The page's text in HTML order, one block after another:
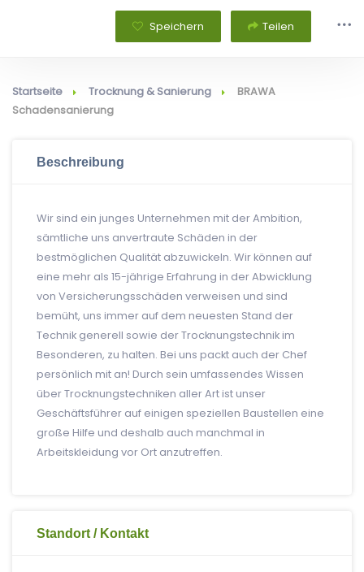
Speichern Teilen
Startseite Trocknung & Sanierung
BRAWA
Schadensanierung
Beschreibung
Wir sind ein junges Unternehmen mit der Ambition,
sämtliche uns anvertraute Schäden in der
bestmöglichen Qualität abzuwickeln. Wir können auf
eine mehr als 15-jährige Erfahrung in der Abwicklung
von Versicherungsschäden verweisen und sind
bemüht, uns immer auf dem neuesten Stand der
Technik generell sowie der Trocknungstechnik im
Besonderen, zu halten. Bei uns packt auch der Chef
persönlich mit an! Durch sein umfassendes Wissen
über Trocknungstechniken aller Art ist unser
Geschäftsführer auf einigen speziellen Baustellen eine
große Hilfe und deshalb auch manchmal in
Arbeitskleidung vor Ort anzutreffen.
Standort / Kontakt